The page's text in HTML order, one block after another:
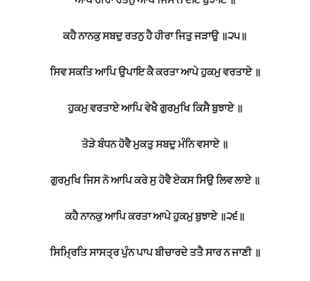
ਕਹੈ ਨਾਨਕੁ ਸਬਦੁ ਰਤਨੁ ਹੈ ਹੀਰਾ ਜਿਤੁ ਜੜਾਉ ॥੨੫॥
ਸਿਵ ਸਕਤਿ ਆਪਿ ਉਪਾਇ ਕੈ ਕਰਤਾ ਆਪੇ ਹੁਕਮੁ ਵਰਤਾਏ ॥
ਹੁਕਮੁ ਵਰਤਾਏ ਆਪਿ ਵੇਖੈ ਗੁਰਮੁਖਿ ਕਿਸੈ ਬੁਝਾਏ ॥
ਤੋੜੇ ਬੰਧਨ ਹੋਵੈ ਮੁਕਤੁ ਸਬਦੁ ਮੰਨਿ ਵਸਾਏ ॥
ਗੁਰਮੁਖਿ ਜਿਸ ਨੋ ਆਪਿ ਕਰੇ ਸੁ ਹੋਵੈ ਏਕਸ ਸਿਉ ਲਿਵ ਲਾਏ ॥
ਕਹੈ ਨਾਨਕੁ ਆਪਿ ਕਰਤਾ ਆਪੇ ਹੁਕਮੁ ਬੁਝਾਏ ॥੨੬॥
ਸਿਮ੍ਰਿਤਿ ਸਾਸਤ੍ਰ ਪੁੰਨ ਪਾਪ ਬੀਚਾਰਦੇ ਤਤੈ ਸਾਰ ਨ ਜਾਣੀ ॥